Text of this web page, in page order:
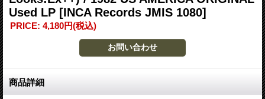
Used LP [INCA Records JMIS 1080]
PRICE: 4,180円(税込)
商品詳細